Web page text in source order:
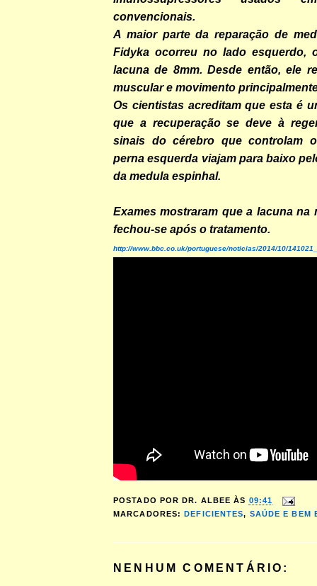
convencionais.
A maior parte da reparação de
Fidyka ocorreu no lado esquerdo,
lacuna de 8mm. Desde então, ele
muscular e movimento
Os cientistas acreditam que esta é
que a recuperação se deve à
sinais do cérebro que controlam
perna esquerda viajam para baixo
da medula espinhal.
Exames mostraram que a lacuna na
fechou-se após o tratamento.
http://www.bbc.co.uk/portuguese/noticias/2014/10/
POSTADO POR DR. ALBEE ÀS 09:41
MARCADORES:DEFICIENTES, SAÚDE E BEM
NENHUM COMENTÁRIO: